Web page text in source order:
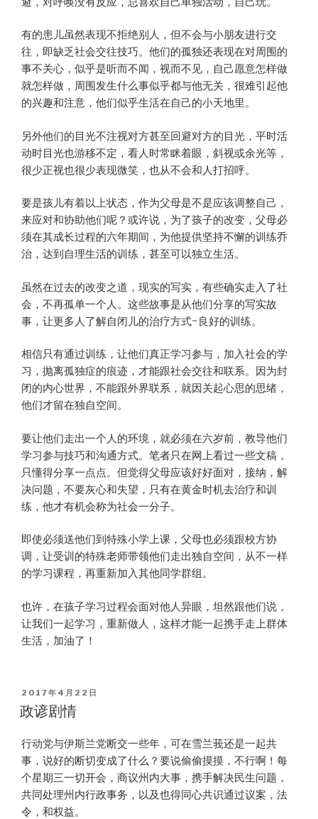
有的患儿虽然表现不拒绝别人，但不会与小朋友进行交
往，即缺乏社会交往技巧。他们的孤独还表现在对周围的
事不关心，似乎是听而不闻，视而不见，自己愿意怎样做
就怎样做，周围发生什么事似乎都与他无关，很难引起他
的兴趣和注意，他们似乎生活在自己的小天地里。
另外他们的目光不注视对方甚至回避对方的目光，平时活
动时目光也游移不定，看人时常眯着眼，斜视或余光等，
很少正视也很少表现微笑，也从不会和人打招呼。
要是孩儿有着以上状态，作为父母是不是应该调整自己，
来应对和协助他们呢？或许说，为了孩子的改变，父母必
须在其成长过程的六年期间，为他提供坚持不懈的训练乔
治，达到自理生活的训练，甚至可以独立生活。
虽然在过去的改变之道，现实的写实，有些确实走入了社
会，不再孤单一个人。这些故事是从他们分享的写实故
事，让更多人了解自闭儿的治疗方式~良好的训练。
相信只有通过训练，让他们真正学习参与，加入社会的学
习，抛离孤独症的痕迹，才能跟社会交往和联系。因为封
闭的内心世界，不能跟外界联系，就因关起心思的思绪，
他们才留在独自空间。
要让他们走出一个人的环境，就必须在六岁前，教导他们
学习参与技巧和沟通方式。笔者只在网上看过一些文稿，
只懂得分享一点点。但觉得父母应该好好面对，接纳，解
决问题，不要灰心和失望，只有在黄金时机去治疗和训
练，他才有机会称为社会一分子。
即使必须送他们到特殊小学上课，父母也必须跟校方协
调，让受训的特殊老师带领他们走出独自空间，从不一样
的学习课程，再重新加入其他同学群组。
也许，在孩子学习过程会面对他人异眼，坦然跟他们说，
让我们一起学习，重新做人，这样才能一起携手走上群体
生活，加油了！
POSTED
ON
2017年4月22日
政谚剧情
行动党与伊斯兰党断交一些年，可在雪兰莪还是一起共
事，说好的断切变成了什么？要说偷偷摸摸，不行啊！每
个星期三一切开会，商议州内大事，携手解决民生问题，
共同处理州内行政事务，以及也得同心共识通过议案，法
令，和权益。